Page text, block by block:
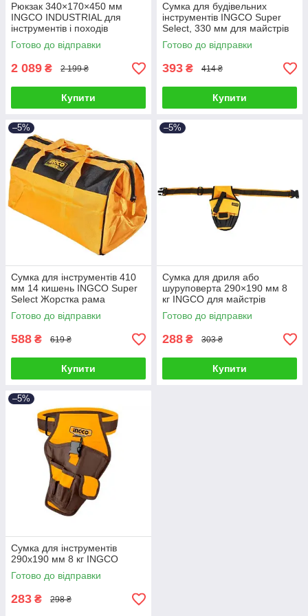
Рюкзак 340×170×450 мм
INGCO INDUSTRIAL для
інструментів і походів
Готово до відправки
2 089 ₴ 2 199 ₴
Купити
Сумка для будівельних
інструментів INGCO Super
Select, 330 мм для майстрів
та рибалок
Готово до відправки
393 ₴ 414 ₴
Купити
–5%
Сумка для інструментів 410
мм 14 кишень INGCO Super
Select Жорстка рама
Плечовий ремінь
Готово до відправки
588 ₴ 619 ₴
Купити
–5%
Сумка для дриля або
шуруповерта 290×190 мм 8
кг INGCO для майстрів
Готово до відправки
288 ₴ 303 ₴
Купити
–5%
Сумка для інструментів
290х190 мм 8 кг INGCO
Готово до відправки
283 ₴ 298 ₴